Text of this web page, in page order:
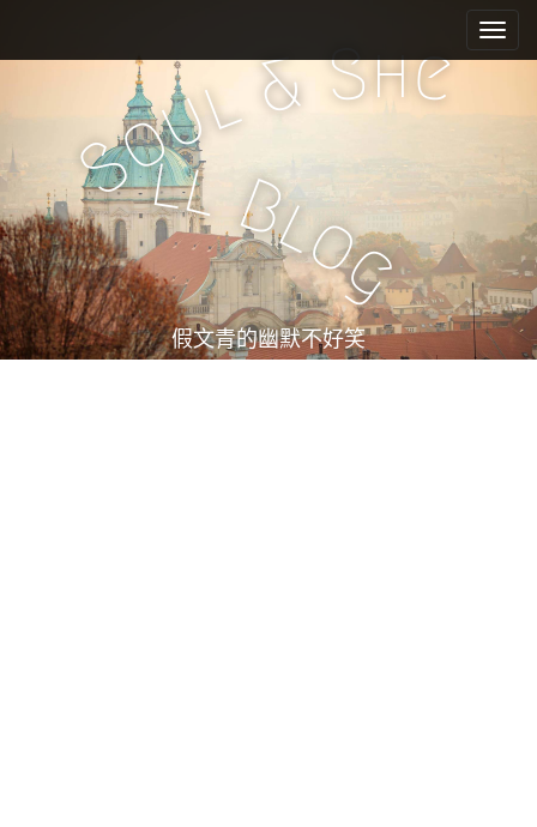
e
n
u
i
c
n
t
e
n
t
Soul&She
ll Bl
og
假文青的幽默不好笑